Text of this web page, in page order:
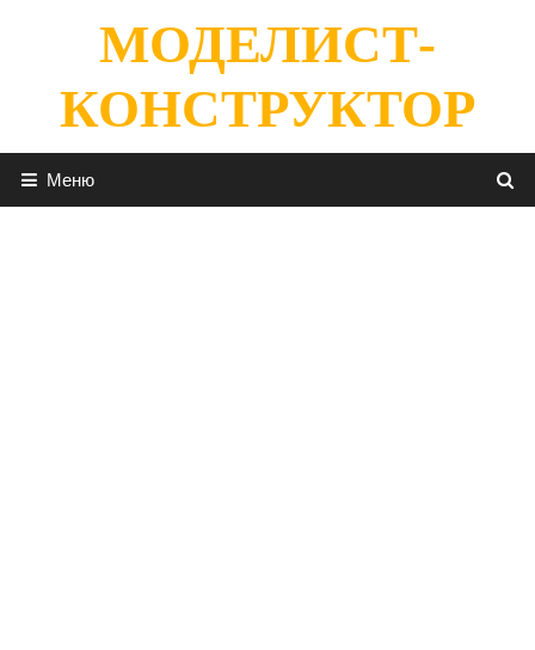
содержимомуМОДЕЛИСТ-
КОНСТРУКТОР
Меню